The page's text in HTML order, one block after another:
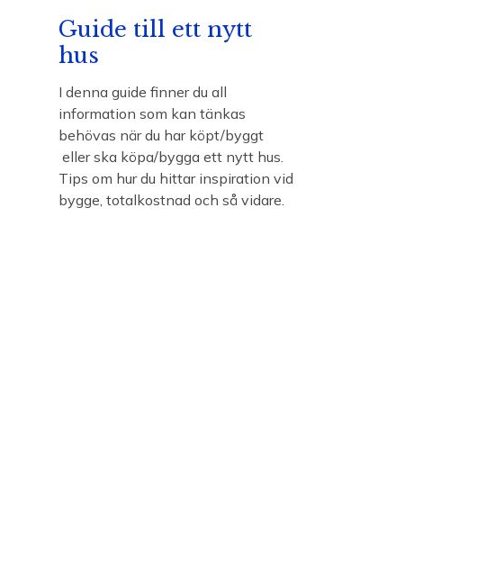
Guide till ett nytt
hus
I denna guide finner du all
information som kan tänkas
behövas när du har köpt/byggt
eller ska köpa/bygga ett nytt hus.
Tips om hur du hittar inspiration vid
bygge, totalkostnad och så vidare.